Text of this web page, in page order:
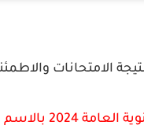
الامتحانات
عبر سبأ نيوز: